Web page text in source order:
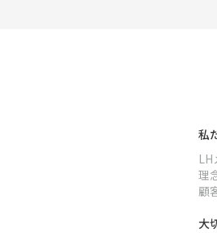
私
LH
理
顧
大